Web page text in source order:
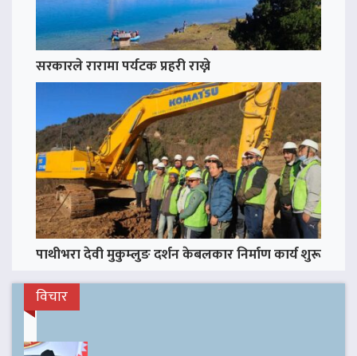
सरकारले रारामा पर्यटक प्रहरी राख्ने
पाथीभरा देवी मुकुम्लुङ दर्शन केबलकार निर्माण कार्य शुरू
विचार